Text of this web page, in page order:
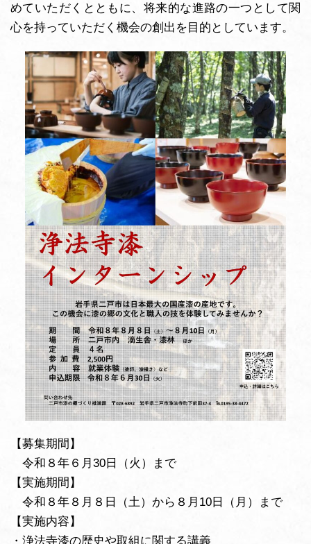
めていただくとともに、将来的な進路の一つとして関
心を持っていただく機会の創出を目的としています。
【募集期間】
令和８年６月30日（火）まで
【実施期間】
令和８年８月８日（土）から８月10日（月）まで
【実施内容】
・浄法寺漆の歴史や取組に関する講義